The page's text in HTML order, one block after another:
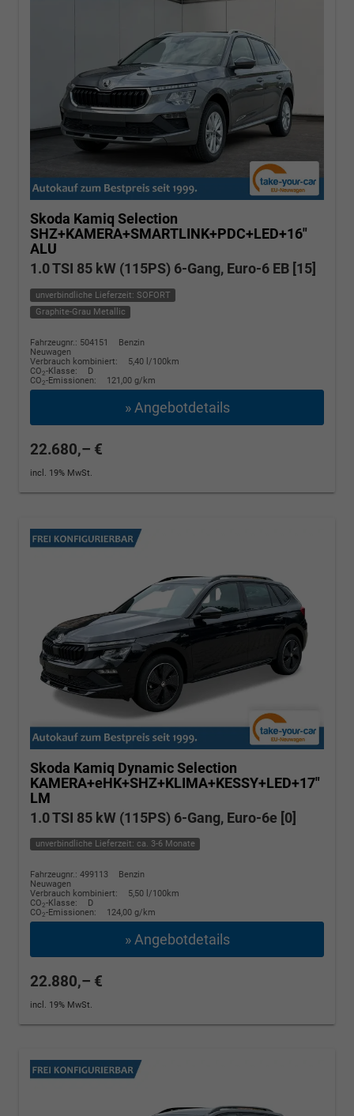
Skoda Kamiq Selection
SHZ+KAMERA+SMARTLINK+PDC+LED+16"
ALU
1.0 TSI 85 kW (115PS) 6-Gang, Euro-6 EB [15]
unverbindliche Lieferzeit: SOFORT
Graphite-Grau Metallic
Fahrzeugnr.: 504151
Benzin
Neuwagen
Verbrauch kombiniert:
5,40 l/100km
CO2-Klasse:
D
CO2-Emissionen: 121,00 g/km
» Angebotdetails
22.680,– €
incl. 19% MwSt.
Skoda Kamiq Dynamic Selection
KAMERA+eHK+SHZ+KLIMA+KESSY+LED+17"
LM
1.0 TSI 85 kW (115PS) 6-Gang, Euro-6e [0]
unverbindliche Lieferzeit: ca. 3-6 Monate
Fahrzeugnr.: 499113
Benzin
Neuwagen
Verbrauch kombiniert:
5,50 l/100km
CO2-Klasse:
D
CO2-Emissionen: 124,00 g/km
» Angebotdetails
22.880,– €
incl. 19% MwSt.